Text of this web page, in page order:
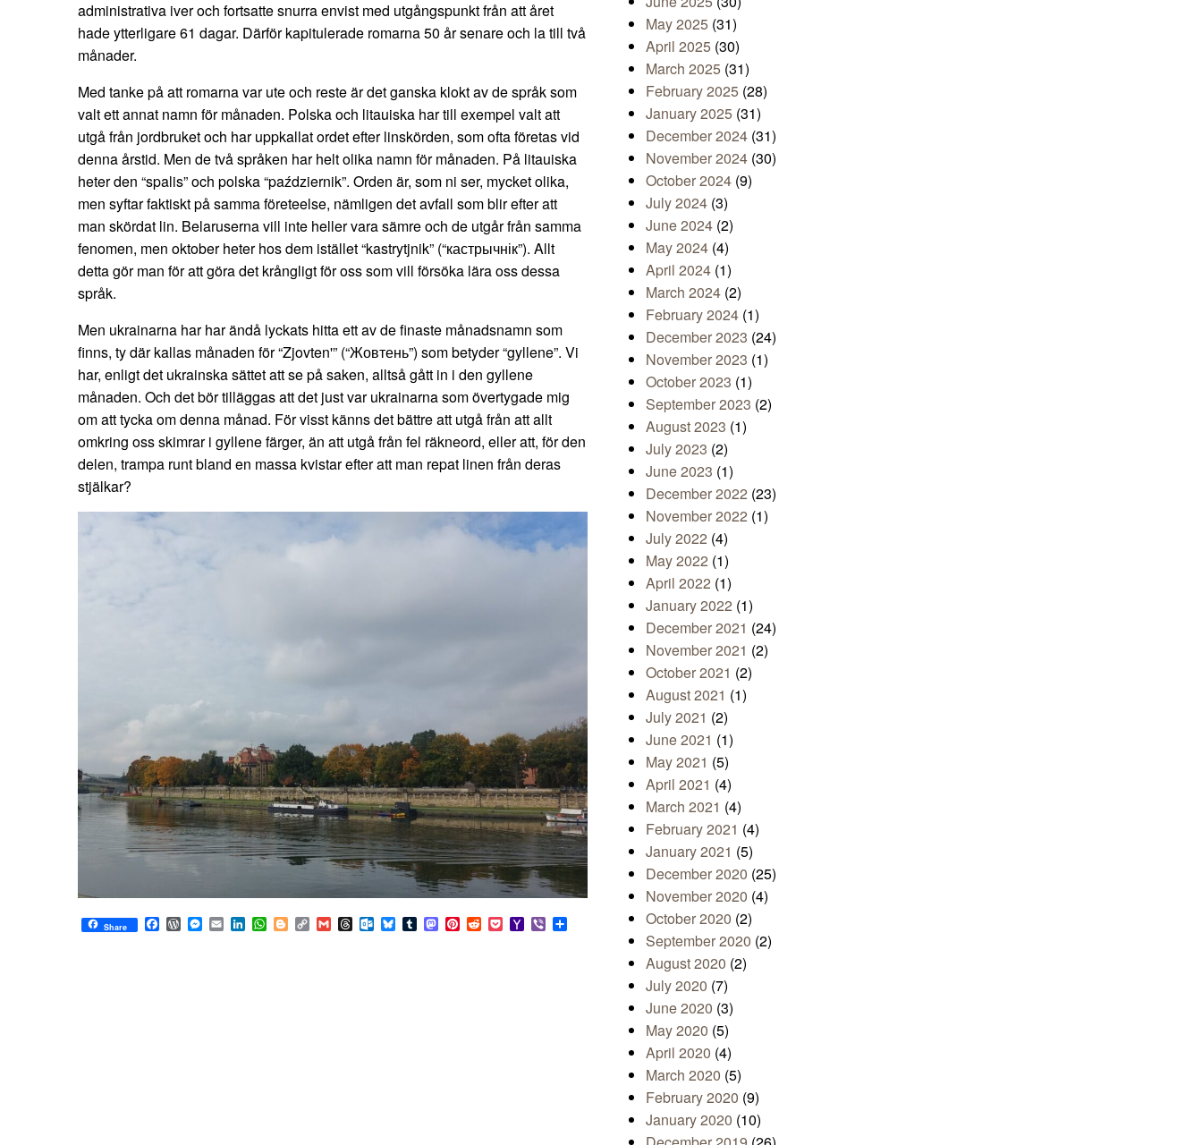
administrativa iver och fortsatte snurra envist med utgångspunkt från att året
hade ytterligare 61 dagar. Därför kapitulerade romarna 50 år senare och la till två
månader.
Med tanke på att romarna var ute och reste är det ganska klokt av de språk som
valt ett annat namn för månaden. Polska och litauiska har till exempel valt att
utgå från jordbruket och har uppkallat ordet efter linskörden, som ofta företas vid
denna årstid. Men de två språken har helt olika namn för månaden. På litauiska
heter den “spalis” och polska “październik”. Orden är, som ni ser, mycket olika,
men syftar faktiskt på samma företeelse, nämligen det avfall som blir efter att
man skördat lin. Belaruserna vill inte heller vara sämre och de utgår från samma
fenomen, men oktober heter hos dem istället “kastrytjnik” (“кастрычнік”). Allt
detta gör man för att göra det krångligt för oss som vill försöka lära oss dessa
språk.
Men ukrainarna har har ändå lyckats hitta ett av de finaste månadsnamn som
finns, ty där kallas månaden för “Zjovten'” (“Жовтень”) som betyder “gyllene”. Vi
har, enligt det ukrainska sättet att se på saken, alltså gått in i den gyllene
månaden. Och det bör tilläggas att det just var ukrainarna som övertygade mig
om att tycka om denna månad. För visst känns det bättre att utgå från att allt
omkring oss skimrar i gyllene färger, än att utgå från fel räkneord, eller att, för den
delen, trampa runt bland en massa kvistar efter att man repat linen från deras
stjälkar?
Share Facebook
WordPress
Messenger
EmailLinkedIn
WhatsApp
BloggerCopy
Link
GmailThreadsOutlook.com
Bluesky
TumblrMastodon
Pinterest
RedditPocketYahoo
Mail
Viber
May 2025 (31)
April 2025 (30)
March 2025 (31)
February 2025 (28)
January 2025 (31)
December 2024 (31)
November 2024 (30)
October 2024 (9)
July 2024 (3)
June 2024 (2)
May 2024 (4)
April 2024 (1)
March 2024 (2)
February 2024 (1)
December 2023 (24)
November 2023 (1)
October 2023 (1)
September 2023 (2)
August 2023 (1)
July 2023 (2)
June 2023 (1)
December 2022 (23)
November 2022 (1)
July 2022 (4)
May 2022 (1)
April 2022 (1)
January 2022 (1)
December 2021 (24)
November 2021 (2)
October 2021 (2)
August 2021 (1)
July 2021 (2)
June 2021 (1)
May 2021 (5)
April 2021 (4)
March 2021 (4)
February 2021 (4)
January 2021 (5)
December 2020 (25)
November 2020 (4)
October 2020 (2)
September 2020 (2)
August 2020 (2)
July 2020 (7)
June 2020 (3)
May 2020 (5)
April 2020 (4)
March 2020 (5)
February 2020 (9)
January 2020 (10)